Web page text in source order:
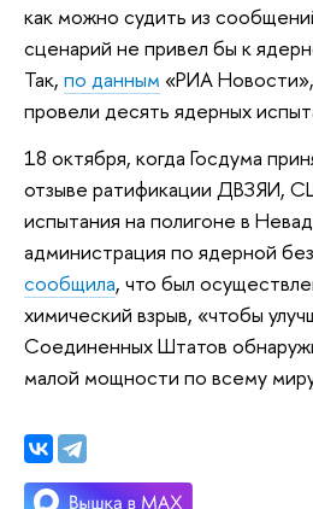
как можно судить из
сценарий не привел бы к
Так, по данным «РИА
провели десять ядерных
18 октября, когда Госдума
отзыве ратификации ДВЗЯИ,
испытания на полигоне в
администрация по ядерной
сообщила, что был
химический взрыв, «чтобы
Соединенных Штатов
малой мощности по всему